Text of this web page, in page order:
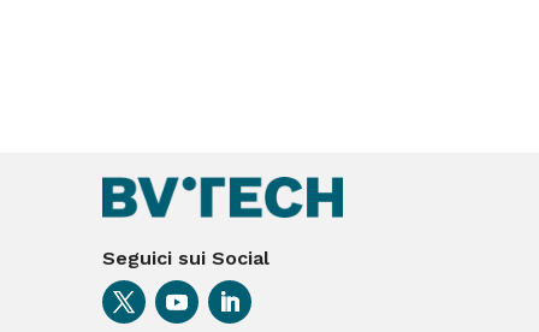
Seguici sui Social